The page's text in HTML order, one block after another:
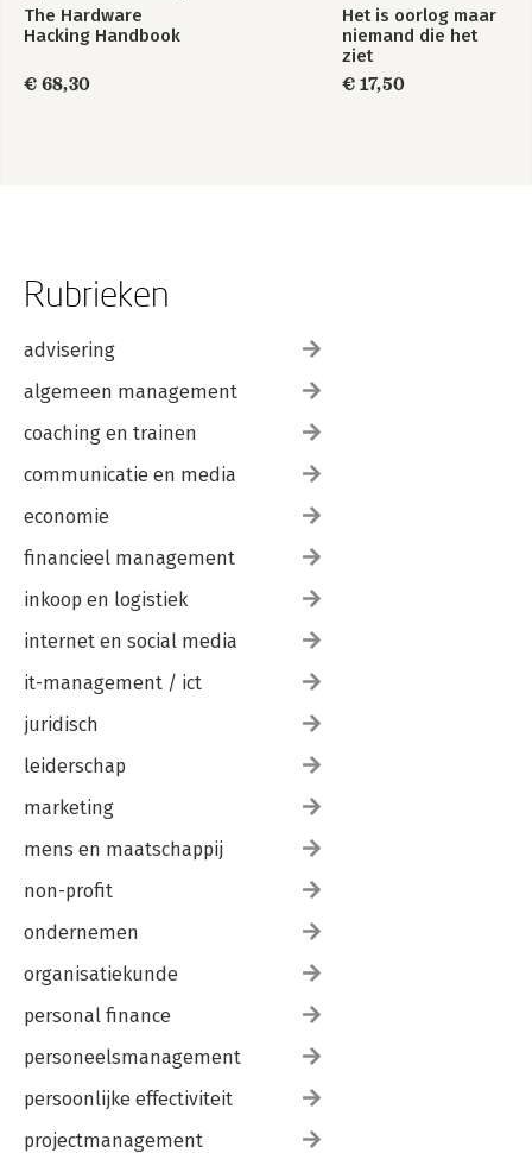
The Hardware
Hacking Handbook
€ 68,30
Het is oorlog maar
niemand die het
ziet
€ 17,50
Rubrieken
advisering
algemeen management
coaching en trainen
communicatie en media
economie
financieel management
inkoop en logistiek
internet en social media
it-management / ict
juridisch
leiderschap
marketing
mens en maatschappij
non-profit
ondernemen
organisatiekunde
personal finance
personeelsmanagement
persoonlijke effectiviteit
projectmanagement